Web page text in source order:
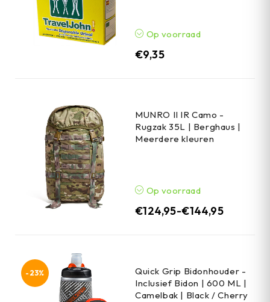
Op voorraad
€9,35
MUNRO II IR Camo -
Rugzak 35L | Berghaus |
Meerdere kleuren
Op voorraad
€124,95-€144,95
-23%
Quick Grip Bidonhouder -
Inclusief Bidon | 600 ML |
Camelbak | Black / Cherry